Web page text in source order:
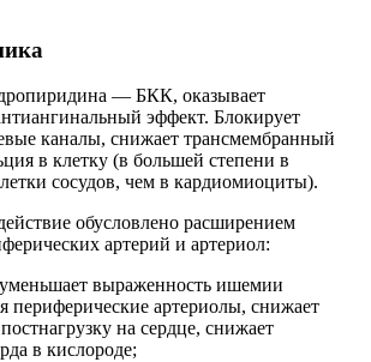
— БКК, оказывает
эффект. Блокирует
каналы, снижает трансмембранный
в клетку (в большей степени в
сосудов, чем в кардиомиоциты).
обусловлено расширением
артерий и артериол:
выраженность ишемии
периферические артериолы, снижает
на сердце, снижает
в кислороде;